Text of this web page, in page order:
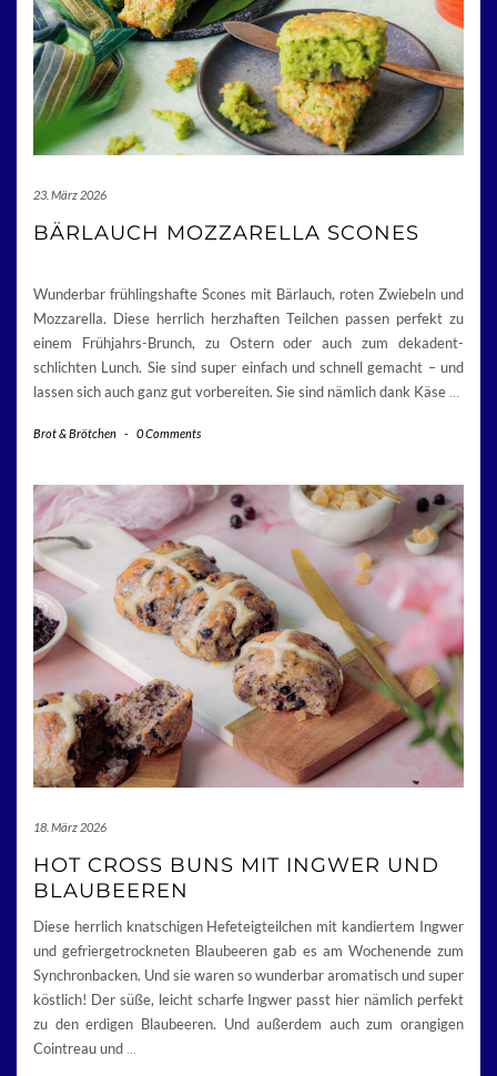
23. März 2026
BÄRLAUCH MOZZARELLA SCONES
Wunderbar frühlingshafte Scones mit Bärlauch, roten Zwiebeln und
Mozzarella. Diese herrlich herzhaften Teilchen passen perfekt zu
einem Frühjahrs-Brunch, zu Ostern oder auch zum dekadent-
schlichten Lunch. Sie sind super einfach und schnell gemacht – und
lassen sich auch ganz gut vorbereiten. Sie sind nämlich dank Käse
Brot & Brötchen - 0 Comments
18. März 2026
HOT CROSS BUNS MIT INGWER UND
BLAUBEEREN
Diese herrlich knatschigen Hefeteigteilchen mit kandiertem Ingwer
und gefriergetrockneten Blaubeeren gab es am Wochenende zum
Synchronbacken. Und sie waren so wunderbar aromatisch und super
köstlich! Der süße, leicht scharfe Ingwer passt hier nämlich perfekt
zu den erdigen Blaubeeren. Und außerdem auch zum orangigen
Cointreau und…